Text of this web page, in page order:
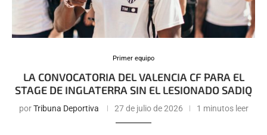
Primer equipo
LA CONVOCATORIA DEL VALENCIA CF PARA EL
STAGE DE INGLATERRA SIN EL LESIONADO SADIQ
porTribuna Deportiva 27 de julio de 2026 1 minutos leer